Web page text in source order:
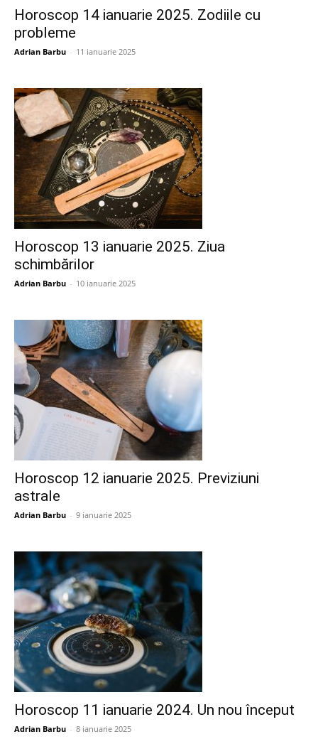
Horoscop 14 ianuarie 2025. Zodiile cu
probleme
Adrian Barbu - 11 ianuarie 2025
Horoscop 13 ianuarie 2025. Ziua
schimbărilor
Adrian Barbu - 10 ianuarie 2025
Horoscop 12 ianuarie 2025. Previziuni
astrale
Adrian Barbu - 9 ianuarie 2025
Horoscop 11 ianuarie 2024. Un nou început
Adrian Barbu - 8 ianuarie 2025